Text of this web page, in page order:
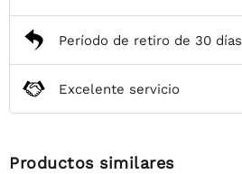
Período de retiro de 30 días
Excelente servicio
Productos similares